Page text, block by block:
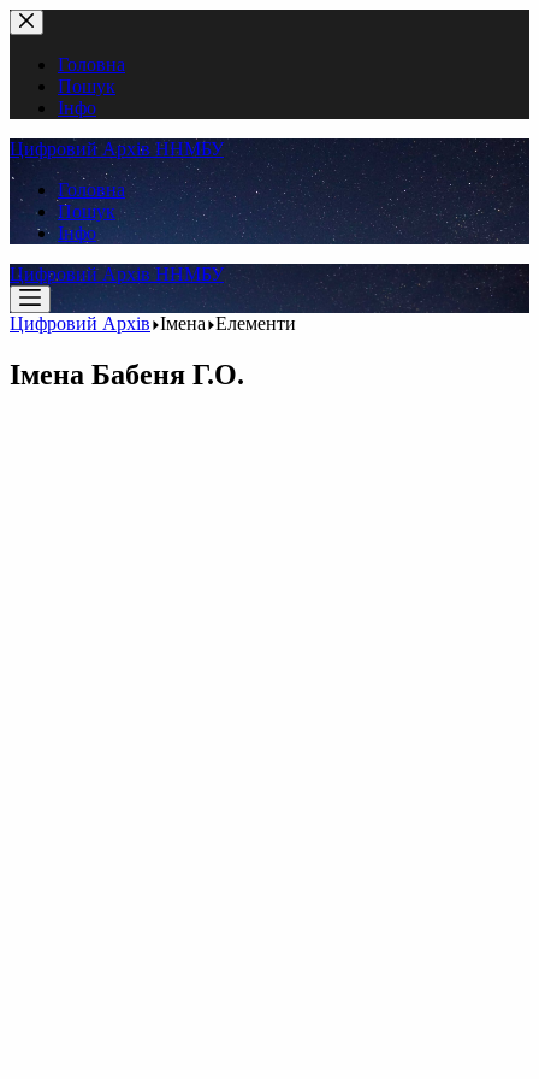
Перейти
до
вмістуГоловна
Пошук
Інфо
Цифровий Архів ННМБУ
Головна
Пошук
Інфо
Цифровий Архів ННМБУ
Цифровий Архів Імена Елементи
Імена Бабеня Г.О.